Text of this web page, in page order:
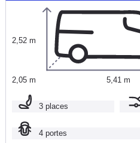
2,52 m
2,05 m 5,41 m
3 places
4 portes